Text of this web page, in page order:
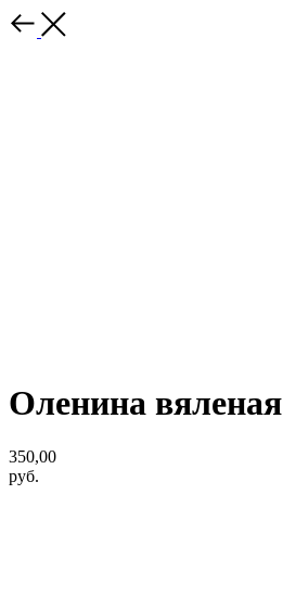
Оленина вяленая
350,00
руб.